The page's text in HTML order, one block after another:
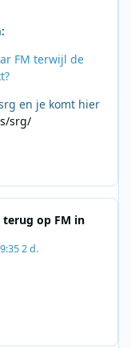
FM terwijl de
en je komt hier
srg/
terug op FM in
2 d.